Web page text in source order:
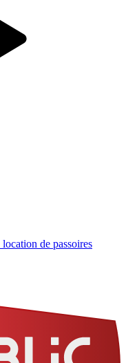
de passoires